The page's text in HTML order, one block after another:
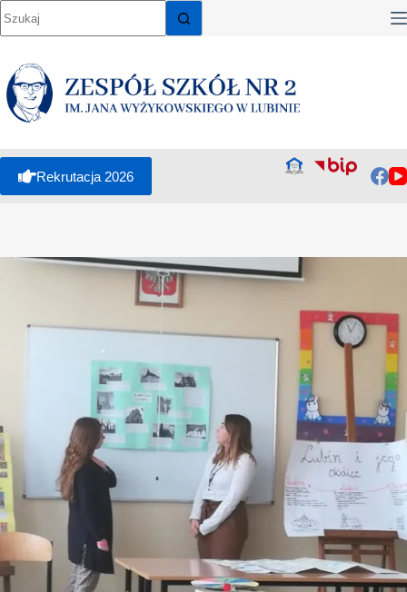
Rekrutacja 2026